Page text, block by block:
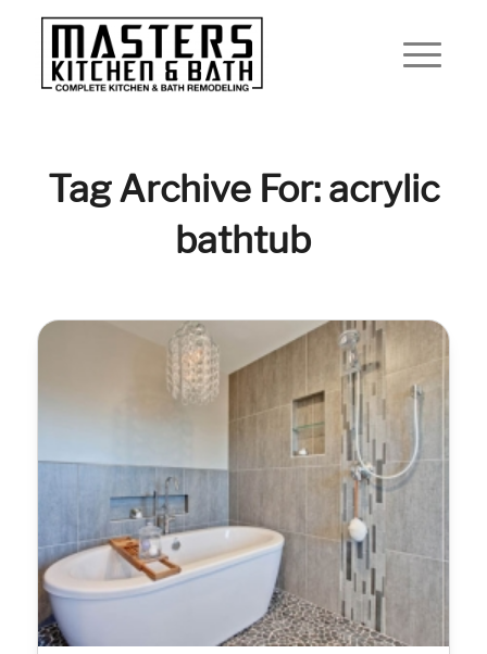
Tag Archive For: acrylic
bathtub